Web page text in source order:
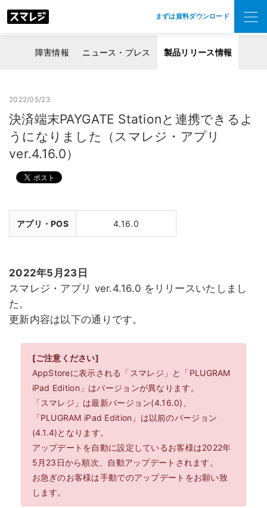
まずは資料ダウンロード
障害情報 ニュース・プレス 製品リリース情報
2022/05/23
決済端末PAYGATE Stationと連携できるよ
うになりました（スマレジ・アプリ
ver.4.16.0）
アプリ・POS 4.16.0
2022年5月23日
スマレジ・アプリ ver.4.16.0 をリリースいたしまし
た。
更新内容は以下の通りです。
[ご注意ください]
AppStoreに表示される「スマレジ」と「PLUGRAM
iPad Edition」はバージョンが異なります。
「スマレジ」は最新バージョン(4.16.0)、
「PLUGRAM iPad Edition」は以前のバージョン
(4.1.4)となります。
アップデートを自動に設定しているお客様は2022年
5月23日から順次、自動アップデートされます。
お急ぎのお客様は手動でのアップデートをお願い致
します。